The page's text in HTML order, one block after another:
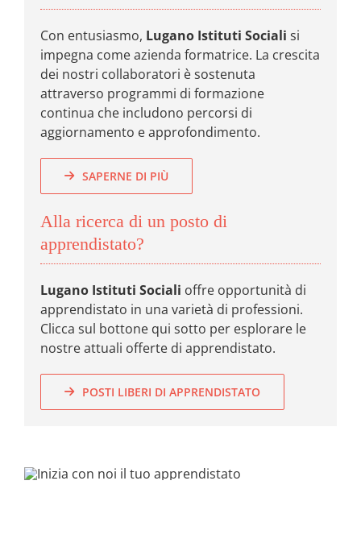
Con entusiasmo, Lugano Istituti Sociali si
impegna come azienda formatrice. La crescita
dei nostri collaboratori è sostenuta
attraverso programmi di formazione
continua che includono percorsi di
aggiornamento e approfondimento.
SAPERNE DI PIÙ
Alla ricerca di un posto di
apprendistato?
Lugano Istituti Sociali offre opportunità di
apprendistato in una varietà di professioni.
Clicca sul bottone qui sotto per esplorare le
nostre attuali offerte di apprendistato.
POSTI LIBERI DI APPRENDISTATO